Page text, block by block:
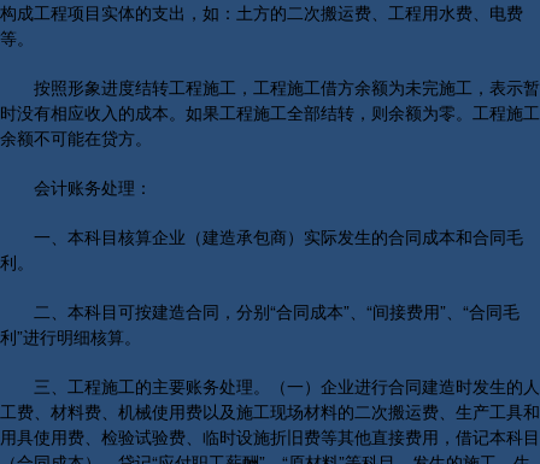
构成工程项目实体的支出，如：土方的二次搬运费、工程用水费、电费
等。
按照形象进度结转工程施工，工程施工借方余额为未完施工，表示暂
时没有相应收入的成本。如果工程施工全部结转，则余额为零。工程施工
余额不可能在贷方。
会计账务处理：
一、本科目核算企业（建造承包商）实际发生的合同成本和合同毛
利。
二、本科目可按建造合同，分别“合同成本”、“间接费用”、“合同毛
利”进行明细核算。
三、工程施工的主要账务处理。（一）企业进行合同建造时发生的人
工费、材料费、机械使用费以及施工现场材料的二次搬运费、生产工具和
用具使用费、检验试验费、临时设施折旧费等其他直接费用，借记本科目